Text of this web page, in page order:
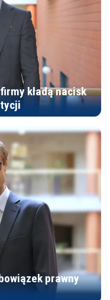
kładą nacisk
prawny